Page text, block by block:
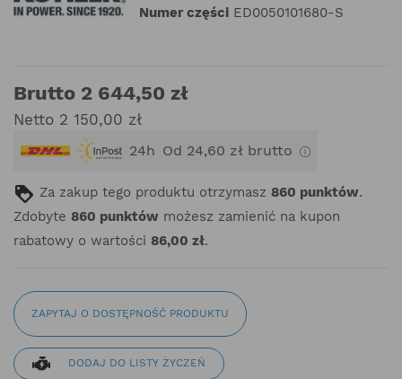
Numer części ED0050101680-S
Brutto 2 644,50 zł
Netto 2 150,00 zł
24h Od 24,60 zł brutto
Za zakup tego produktu otrzymasz 860 punktów.
Zdobyte 860 punktów możesz zamienić na kupon
rabatowy o wartości 86,00 zł.
ZAPYTAJ O DOSTĘPNOŚĆ PRODUKTU
DODAJ DO LISTY ŻYCZEŃ